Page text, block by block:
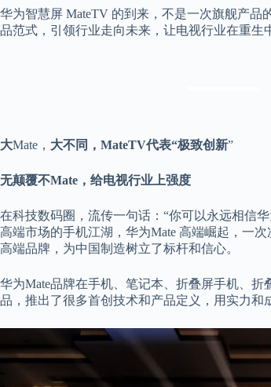
华为智慧屏 MateTV 的到来，不是一次旗舰产
品范式，引领行业走向未来，让电视行业在重生
大Mate， 大不同， MateTV代表“极致创新”
无颠覆不Mate，给电视行业上强度
在科技数码圈，流传一句话：“你可以永远相信
高端市场的手机江湖，华为Mate 高端崛起，一
高端品牌，为中国制造树立了标杆和信心。
华为Mate品牌在手机、笔记本、折叠屏手机、
品，推出了很多首创技术和产品定义，用实力和